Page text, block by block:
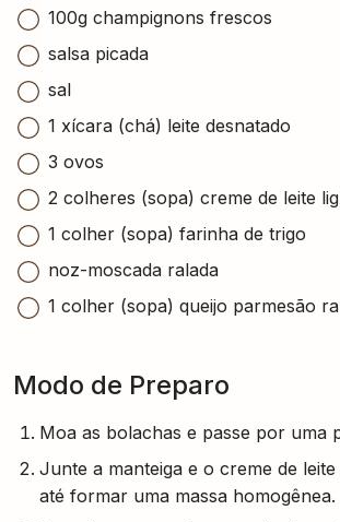
100g champignons frescos
salsa picada
sal
1 xícara (chá) leite desnatado
3 ovos
2 colheres (sopa) creme de leite
1 colher (sopa) farinha de trigo
noz-moscada ralada
1 colher (sopa) queijo parmesão
Modo de Preparo
Moa as bolachas e passe por uma
Junte a manteiga e o creme de
até formar uma massa homogênea.